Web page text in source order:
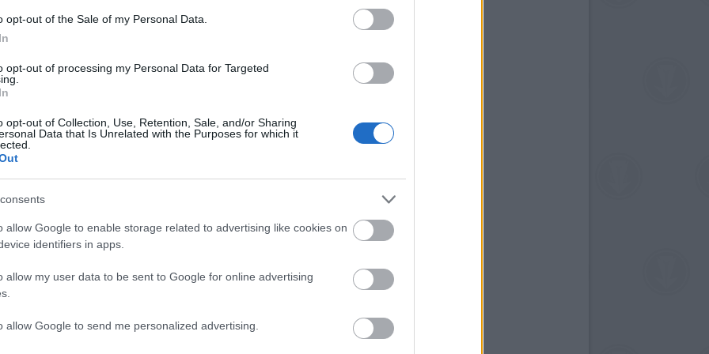
opt-out of the Sale of my Personal Data.
opt-out of processing my Personal Data for Targeted
opt-out of Collection, Use, Retention, Sale, and/or Sharing
Data that Is Unrelated with the Purposes for which it
allow Google to enable storage related to advertising like cookies on
identifiers in apps.
allow my user data to be sent to Google for online advertising
allow Google to send me personalized advertising.
ideje nem haladhatja meg az öt percet.
határidőre beadott jelentkezési lap, amelyen e-
Jelentkezni maximum két kategóriában lehet.
TETTE…” –
ZÁRT
UTAZUNK,
HANEM EGY